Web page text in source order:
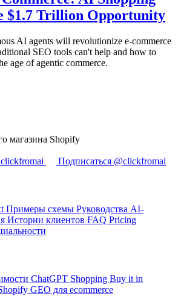
$1.7 Trillion Opportunity
AI agents will revolutionize e-commerce
SEO tools can't help and how to
age of agentic commerce.
магазина Shopify
Подписаться @clickfromai
Примеры схемы Руководства AI-
Истории клиентов FAQ Pricing
ChatGPT Shopping Buy it in
GEO для ecommerce